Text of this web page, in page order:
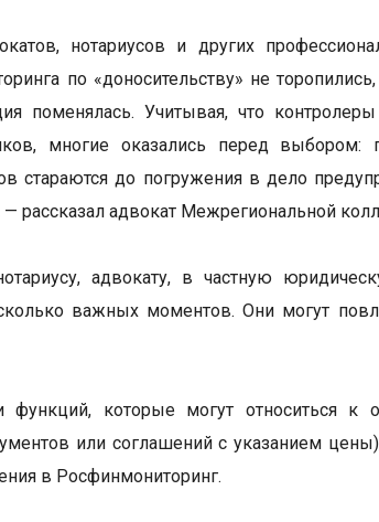
нотариусов и других
по «доносительству» не
поменялась. Учитывая, что
многие оказались перед выбором:
стараются до погружения в дело
— рассказал адвокат Межрегиональной
адвокату, в частную
важных моментов. Они могут
функций, которые могут относиться к
или соглашений с указанием
в Росфинмониторинг.